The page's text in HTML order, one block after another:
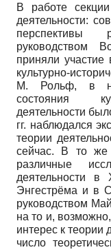
В работе секции
деятельности:
перспективы
руководством
приняли участие
культурно-
М. Рольф, в
состояния
деятельности
гг. наблюдался
теории
сейчас. В то же
различные
деятельности в
Энгестрёма и в
руководством
на то и,
интерес к теории
число